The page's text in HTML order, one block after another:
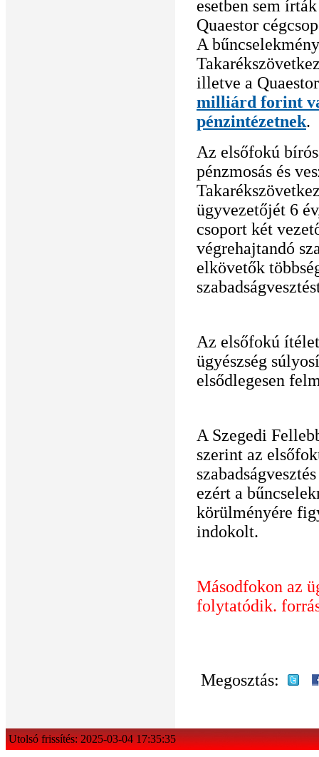
esetben sem
Quaestor
A
illetve a
milliárd forint
pénzintézetnek.
Az elsőfokú
pénzmosás és
ügyvezetőjét 6
csoport két
végrehajtandó
elkövetők
Az elsőfokú
ügyészség
elsődlegesen
A Szegedi
szerint az
ezért a
körülményére
indokolt.
Másodfokon az
folytatódik.
Megosztás:
Utolsó frissítés: 2025-03-04 17:35:35